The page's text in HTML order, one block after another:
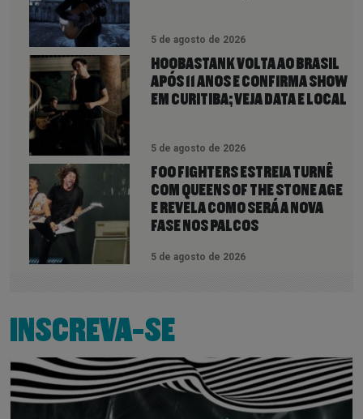
5 de agosto de 2026
HOOBASTANK VOLTA AO BRASIL
APÓS 11 ANOS E CONFIRMA SHOW
EM CURITIBA; VEJA DATA E LOCAL
5 de agosto de 2026
FOO FIGHTERS ESTREIA TURNÊ
COM QUEENS OF THE STONE AGE
E REVELA COMO SERÁ A NOVA
FASE NOS PALCOS
5 de agosto de 2026
INSCREVA-SE